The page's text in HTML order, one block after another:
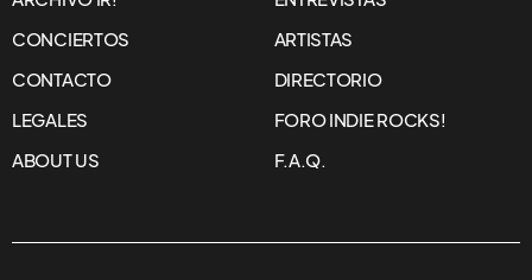
CONCIERTOS
ARTISTAS
CONTACTO
DIRECTORIO
LEGALES
FORO INDIE ROCKS!
ABOUT US
F.A.Q.